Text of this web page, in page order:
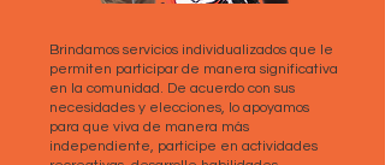
Brindamos servicios individualizados que le
permiten participar de manera significativa
en la comunidad. De acuerdo con sus
necesidades y elecciones, lo apoyamos
para que viva de manera más
independiente, participe en actividades